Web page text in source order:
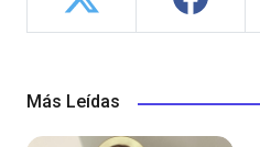
Más Leídas